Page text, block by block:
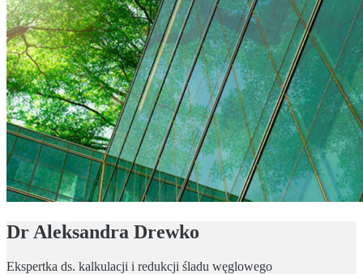
Dr Aleksandra Drewko
Ekspertka ds. kalkulacji i redukcji śladu węglowego